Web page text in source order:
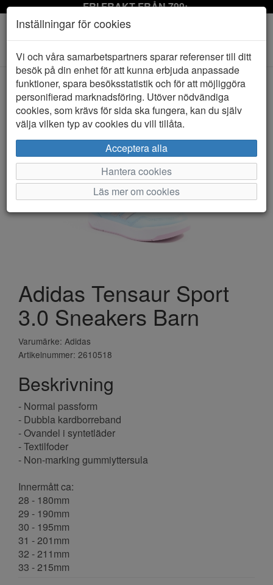
FRI FRAKT FRÅN 799:-
Toggle
navigation
HEM ADIDAS
Adidas Tensaur Sport
3.0 Sneakers Barn
Varumärke: Adidas
Artikelnummer: 2610518
Beskrivning
- Normal passform
- Dubbla kardborreband
- Ovandel i syntetläder
- Textilfoder
- Non-marking gummiyttersula
Innermått ca:
28 - 180mm
29 - 190mm
30 - 195mm
31 - 201mm
32 - 211mm
33 - 215mm
Inställningar för cookies
Vi och våra samarbetspartners sparar referenser till ditt
besök på din enhet för att kunna erbjuda anpassade
funktioner, spara besöksstatistik och för att möjliggöra
personifierad marknadsföring. Utöver nödvändiga
cookies, som krävs för sida ska fungera, kan du själv
välja vilken typ av cookies du vill tillåta.
Acceptera alla
Hantera cookies
Läs mer om cookies